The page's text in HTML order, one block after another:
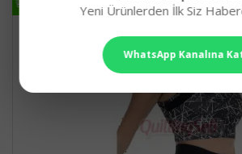
Yeni Ürünlerden İlk Siz
WhatsApp Kanalına